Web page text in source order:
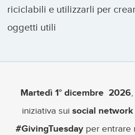
riciclabili e utilizzarli per
oggetti utili
Martedì 1° dicembre 2026,
iniziativa sui social network
#GivingTuesday per entrare